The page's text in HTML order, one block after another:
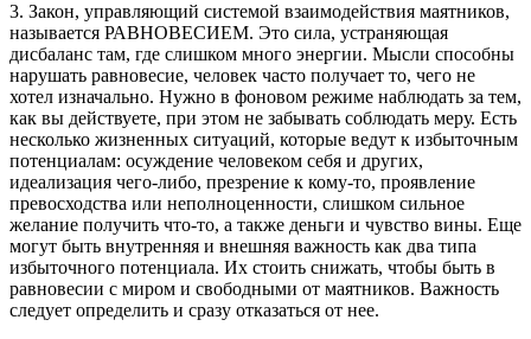
3. Закон, управляющий системой взаимодействия маятников,
называется РАВНОВЕСИЕМ. Это сила, устраняющая
дисбаланс там, где слишком много энергии. Мысли способны
нарушать равновесие, человек часто получает то, чего не
хотел изначально. Нужно в фоновом режиме наблюдать за тем,
как вы действуете, при этом не забывать соблюдать меру. Есть
несколько жизненных ситуаций, которые ведут к избыточным
потенциалам: осуждение человеком себя и других,
идеализация чего-либо, презрение к кому-то, проявление
превосходства или неполноценности, слишком сильное
желание получить что-то, а также деньги и чувство вины. Еще
могут быть внутренняя и внешняя важность как два типа
избыточного потенциала. Их стоить снижать, чтобы быть в
равновесии с миром и свободными от маятников. Важность
следует определить и сразу отказаться от нее.